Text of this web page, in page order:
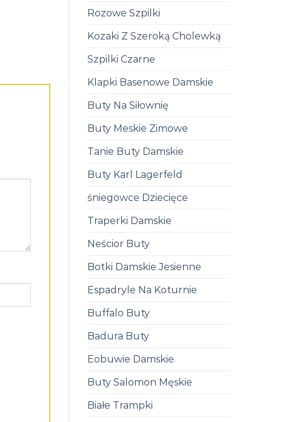
Rozowe Szpilki
Kozaki Z Szeroką Cholewką
Szpilki Czarne
Klapki Basenowe Damskie
Buty Na Siłownię
Buty Meskie Zimowe
Tanie Buty Damskie
Buty Karl Lagerfeld
śniegowce Dziecięce
Traperki Damskie
Neścior Buty
Botki Damskie Jesienne
Espadryle Na Koturnie
Buffalo Buty
Badura Buty
Eobuwie Damskie
Buty Salomon Męskie
Białe Trampki